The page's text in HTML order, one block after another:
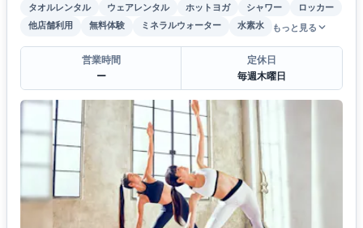
タオルレンタル ウェアレンタル ホットヨガ シャワー
ロッカー
他店舗利用
無料体験 ミネラルウォーター 水素水 もっと見る
営業時間
ー
定休日
毎週木曜日